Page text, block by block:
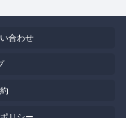
合わせ